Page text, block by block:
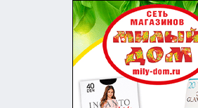
+7 (353) 623-16-61